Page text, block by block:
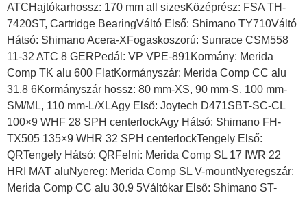
ATCHajtókarhossz: 170 mm all sizesKözéprész: FSA TH-
7420ST, Cartridge BearingVáltó Első: Shimano TY710Váltó
Hátsó: Shimano Acera-XFogaskoszorú: Sunrace CSM558
11-32 ATC 8 GERPedál: VP VPE-891Kormány: Merida
Comp TK alu 600 FlatKormányszár: Merida Comp CC alu
31.8 6Kormányszár hossz: 80 mm-XS, 90 mm-S, 100 mm-
SM/ML, 110 mm-L/XLAgy Első: Joytech D471SBT-SC-CL
100×9 WHF 28 SPH centerlockAgy Hátsó: Shimano FH-
TX505 135×9 WHR 32 SPH centerlockTengely Első:
QRTengely Hátsó: QRFelni: Merida Comp SL 17 IWR 22
HRI MAT aluNyereg: Merida Comp SL V-mountNyeregszár:
Merida Comp CC alu 30.9 5Váltókar Első: Shimano ST-